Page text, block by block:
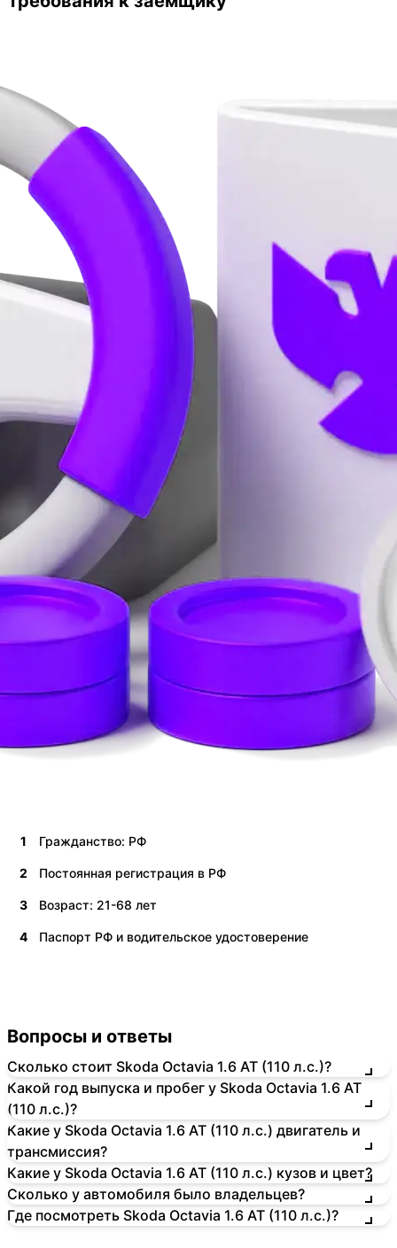
1 Гражданство: РФ
2 Постоянная регистрация в РФ
3 Возраст: 21-68 лет
4 Паспорт РФ и водительское удостоверение
Вопросы и ответы
Сколько стоит Skoda Octavia 1.6 AT (110 л.с.)?
Какой год выпуска и пробег у Skoda Octavia 1.6 AT
(110 л.с.)?
Какие у Skoda Octavia 1.6 AT (110 л.с.) двигатель и
трансмиссия?
Какие у Skoda Octavia 1.6 AT (110 л.с.) кузов и цвет?
Сколько у автомобиля было владельцев?
Где посмотреть Skoda Octavia 1.6 AT (110 л.с.)?